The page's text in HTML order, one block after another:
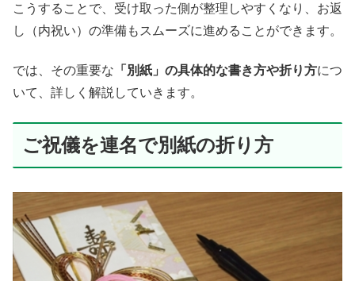
こうすることで、受け取った側が整理しやすくなり、お返
し（内祝い）の準備もスムーズに進めることができます。
では、その重要な 「別紙」の具体的な書き方や折り方につ
いて、詳しく解説していきます。
ご祝儀を連名で別紙の折り方